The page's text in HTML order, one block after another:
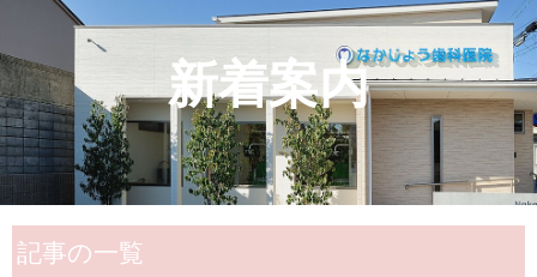
新着案内
記事の一覧